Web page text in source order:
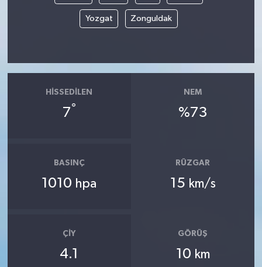
Yozgat Zonguldak
HISSEDILEN
7°
NEM
%73
BASINÇ
1010 hpa
RÜZGAR
15 km/s
ÇIY
4.1
GÖRÜŞ
10 km